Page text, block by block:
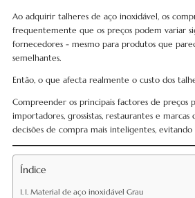
Ao adquirir talheres de aço inoxidável, os
frequentemente que os preços podem variar
fornecedores - mesmo para produtos que
semelhantes.
Então, o que afecta realmente o custo dos
Compreender os principais factores de preços
importadores, grossistas, restaurantes e
decisões de compra mais inteligentes, evitando
Índice
1. Material de aço inoxidável Grau